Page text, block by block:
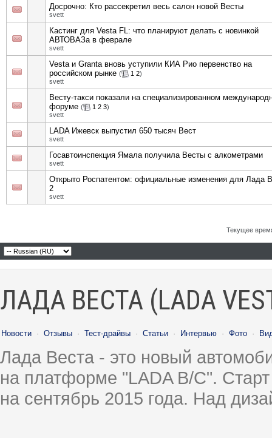
Досрочно: Кто рассекретил весь салон новой Весты
svett
Кастинг для Vesta FL: что планируют делать с новинкой
АВТОВАЗа в феврале
svett
Vesta и Granta вновь уступили КИА Рио первенство на
российском рынке ( 1 2)
svett
Весту-такси показали на специализированном
форуме ( 1 2 3)
svett
LADA Ижевск выпустил 650 тысяч Вест
svett
Госавтоинспекция Ямала получила Весты с алкометрами
svett
Открыто Роспатентом: официальные изменения для Лада
2
svett
Текущее
ЛАДА ВЕСТА (LADA
Новости · Отзывы · Тест-драйвы · Статьи · Интервью · Фото ·
Лада Веста - это новый
на платформе "LADA B/C".
на сентябрь 2015 года. Над